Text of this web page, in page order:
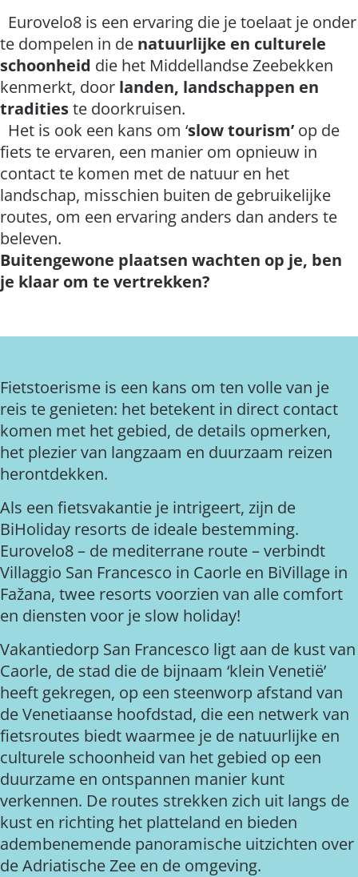
Eurovelo8 is een ervaring die je toelaat je onder
te dompelen in de natuurlijke en culturele
schoonheid die het Middellandse Zeebekken
kenmerkt, door landen, landschappen en
traditieste doorkruisen.
Het is ook een kans om ‘slow tourism’ op de
fiets te ervaren, een manier om opnieuw in
contact te komen met de natuur en het
landschap, misschien buiten de gebruikelijke
routes, om een ervaring anders dan anders te
beleven.
Buitengewone plaatsen wachten op je, ben
je klaar om te vertrekken?
Fietstoerisme is een kans om ten volle van je
reis te genieten: het betekent in direct contact
komen met het gebied, de details opmerken,
het plezier van langzaam en duurzaam reizen
herontdekken.
Als een fietsvakantie je intrigeert, zijn de
BiHoliday resorts de ideale bestemming.
Eurovelo8 – de mediterrane route – verbindt
Villaggio San Francesco in Caorle en BiVillage in
Fažana, twee resorts voorzien van alle comfort
en diensten voor je slow holiday!
Vakantiedorp San Francesco ligt aan de kust van
Caorle, de stad die de bijnaam ‘klein Venetië’
heeft gekregen, op een steenworp afstand van
de Venetiaanse hoofdstad, die een netwerk van
fietsroutes biedt waarmee je de natuurlijke en
culturele schoonheid van het gebied op een
duurzame en ontspannen manier kunt
verkennen. De routes strekken zich uit langs de
kust en richting het platteland en bieden
adembenemende panoramische uitzichten over
de Adriatische Zee en de omgeving.